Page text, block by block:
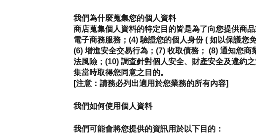
我們為什麼蒐集您的個人資料
商店蒐集個人資料的特定目的皆是為了向您提供商
電子商務服務；(4) 驗證您的個人身份 ( 如以保護您
(6) 增進安全交易行為；(7) 收取債務； (8) 通知您
法風險；(10) 調查針對個人安全、財產安全及違約
集當時取得您同意之目的。
[注意：請務必列出適用於您業務的所有內容]
我們如何使用個人資料
我們可能會將您提供的資訊用於以下目的：